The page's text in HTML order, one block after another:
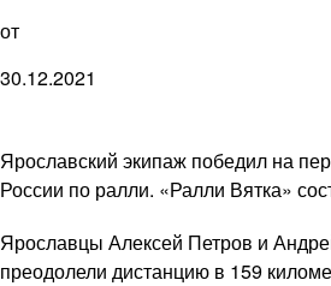
от
30.12.2021
Ярославский экипаж победил на
России по ралли. «Ралли Вятка»
Ярославцы Алексей Петров и
преодолели дистанцию в 159